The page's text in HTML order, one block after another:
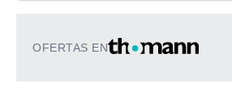
OFERTAS EN